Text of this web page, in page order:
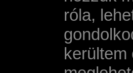
róla,
kerültem